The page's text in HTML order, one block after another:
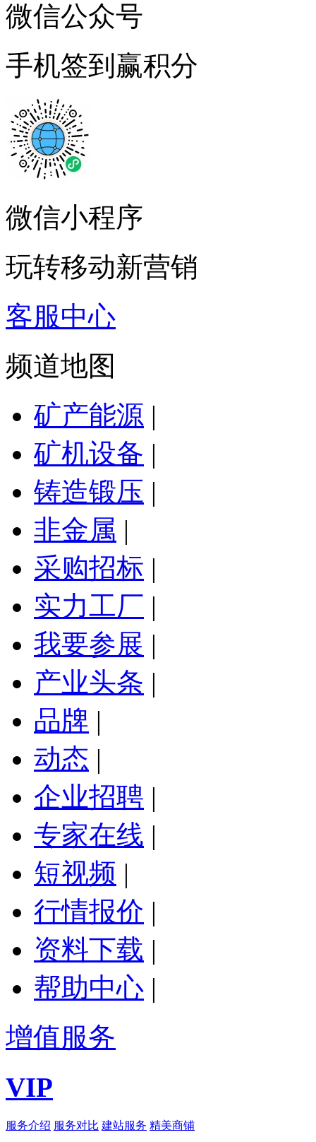
微信公众号
手机签到赢积分
微信小程序
玩转移动新营销
客服中心
频道地图
矿产能源 |
矿机设备 |
铸造锻压 |
非金属 |
采购招标 |
实力工厂 |
我要参展 |
产业头条 |
品牌 |
动态 |
企业招聘 |
专家在线 |
短视频 |
行情报价 |
资料下载 |
帮助中心 |
增值服务
VIP
服务介绍 服务对比 建站服务 精美商铺